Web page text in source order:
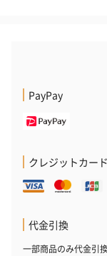
フラッグカプセル：イ
PayPay
クレジットカード
代金引換
一部商品のみ代金引